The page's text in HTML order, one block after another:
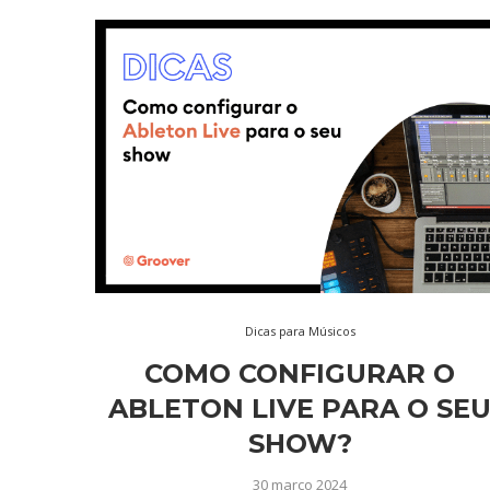
Dicas para Músicos
COMO CONFIGURAR O
ABLETON LIVE PARA O
SHOW?
30 março 2024